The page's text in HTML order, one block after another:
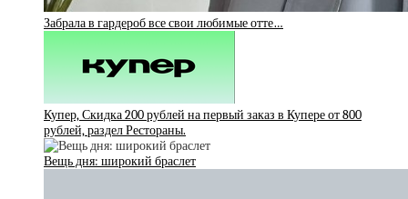
Забрала в гардероб все свои любимые отте…
Купер, Скидка 200 рублей на первый заказ в Купере от 800
рублей, раздел Рестораны.
Вещь дня: широкий браслет